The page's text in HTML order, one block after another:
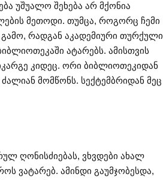
უშუალო შეხება არ მქონია
მეთოდი. თუმცა, როგორც ჩემი
რადგან აკადემიური თურქული
ატარებს. ამისთვის
კიდეც. ორი ბიბლიოთეკიდან
მომწონს. სექტემბრიდან მეც
ღონისძიებას, ვხვდები ახალ
ვატარებ. ამინდი გაუმჯობესდა,